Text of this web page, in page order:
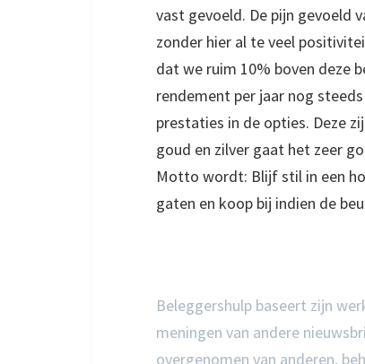
vast gevoeld. De pijn gevoeld
zonder hier al te veel
dat we ruim 10% boven deze
rendement per jaar nog
prestaties in de opties. Deze
goud en zilver gaat het zeer
Motto wordt: Blijf stil in een
gaten en koop bij indien de
Beleggershulp baseert zijn
meningen van andere
overgenomen van anderen,